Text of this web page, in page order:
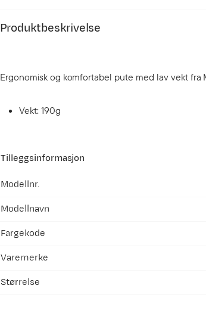
Produktbeskrivelse
Ergonomisk og komfortabel pute med lav vekt
Vekt: 190g
Tilleggsinformasjon
Modellnr.
Modellnavn
Fargekode
Varemerke
Størrelse